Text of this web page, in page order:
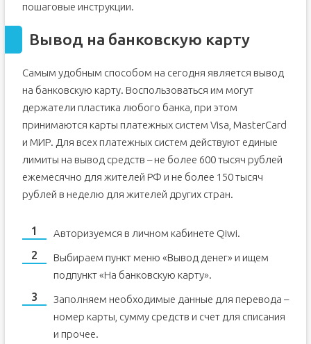
пошаговые инструкции.
Вывод на банковскую карту
Самым удобным способом на сегодня является вывод
на банковскую карту. Воспользоваться им могут
держатели пластика любого банка, при этом
принимаются карты платежных систем Visa, MasterCard
и МИР. Для всех платежных систем действуют единые
лимиты на вывод средств – не более 600 тысяч рублей
ежемесячно для жителей РФ и не более 150 тысяч
рублей в неделю для жителей других стран.
Авторизуемся в личном кабинете Qiwi.
Выбираем пункт меню «Вывод денег» и ищем
подпункт «На банковскую карту».
Заполняем необходимые данные для перевода –
номер карты, сумму средств и счет для списания
и прочее.